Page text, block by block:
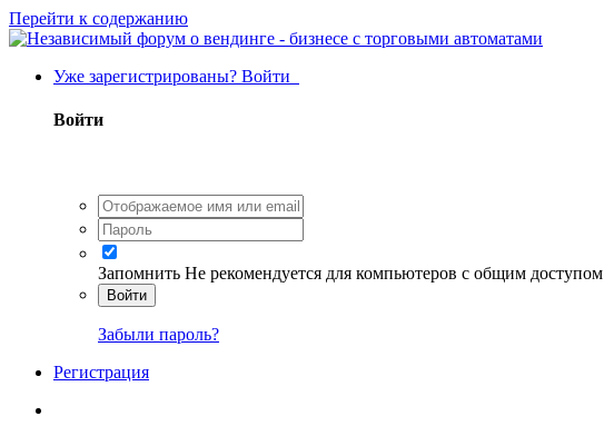
Перейти к содержанию
Уже зарегистрированы? Войти
Войти
Запомнить Не рекомендуется для компьютеров с общим доступом
Войти
Забыли пароль?
Регистрация